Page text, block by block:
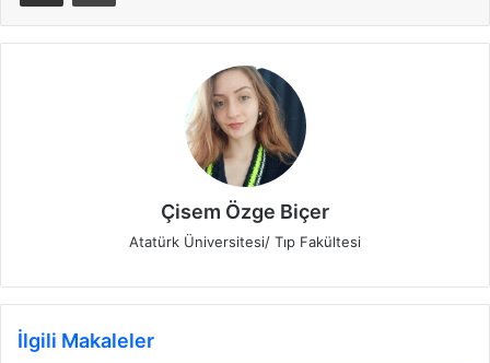
Çisem Özge Biçer
Atatürk Üniversitesi/ Tıp Fakültesi
İlgili Makaleler